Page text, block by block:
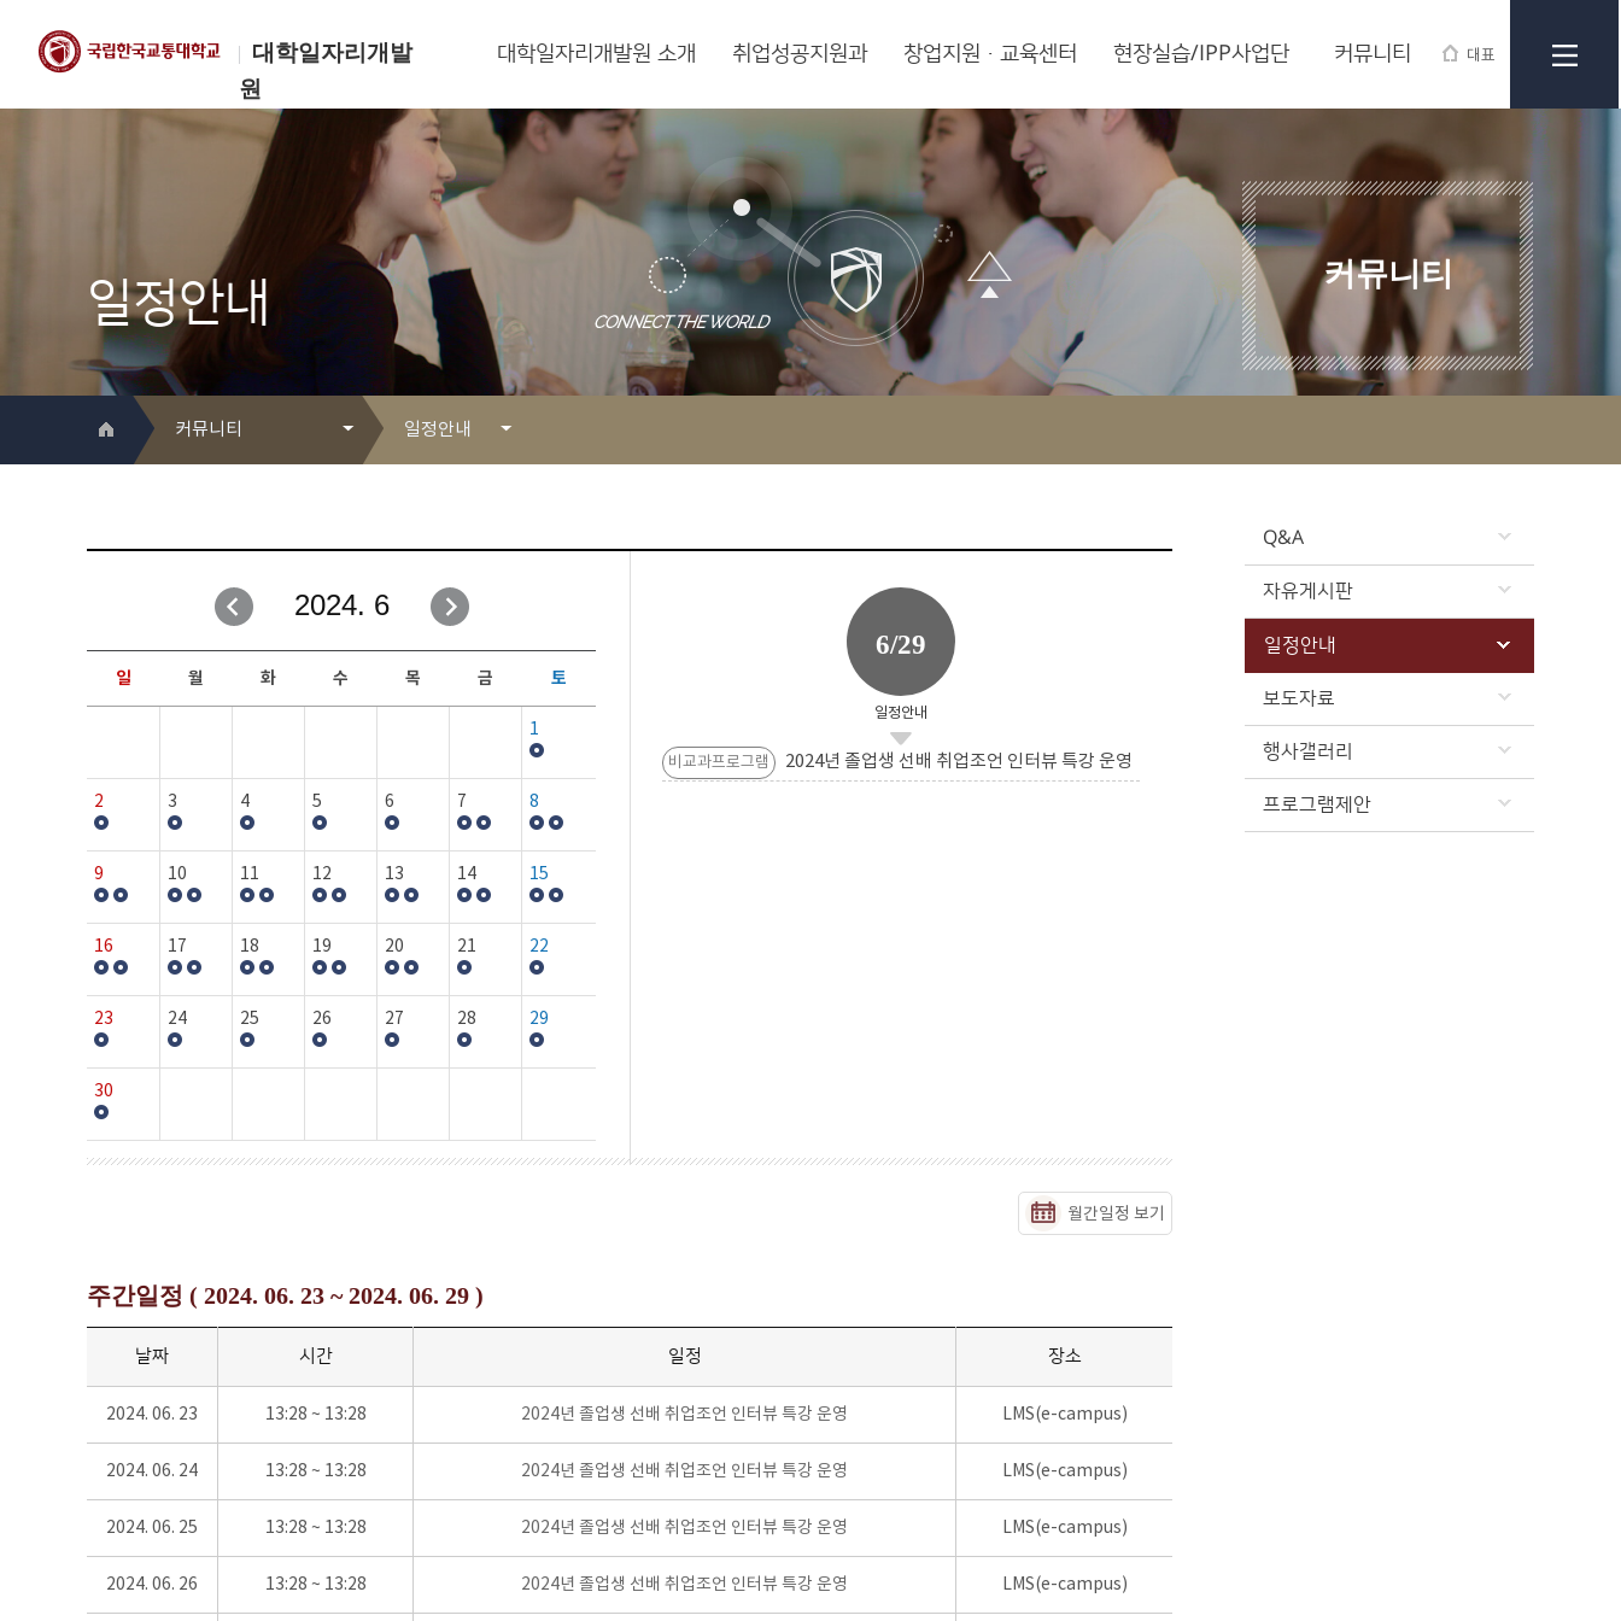
대학일자리개발
원
대표
한국교통대학교
대학일자리개발원
대학일자리개발원 소개 취업성공지원과 창업지원·교육센터 현장실습/IPP사업단 커뮤니티
일정안내
커뮤니티
커뮤니티
취업성공지원과
창업지원·교육센터
현장실습/IPP사업단
커뮤니티
일정안내
자유게시판
일정안내
보도자료
행사갤러리
Q&A
자유게시판
일정안내
보도자료
행사갤러리
프로그램제안
2024. 6
일 월 화 수 목 금 토
1
2 3 4 5 6 7 8
9 10 11 12 13 14 15
16 17 18 19 20 21 22
23 24 25 26 27 28 29
30
6/29
일정안내
비교과프로그램 2024년 졸업생 선배 취업조언 인터뷰 특강 운영
월간일정 보기
주간일정 ( 2024. 06. 23 ~ 2024. 06. 29 )
날짜 시간 일정 장소
2024. 06. 23 13:28 ~ 13:28 2024년 졸업생 선배 취업조언 인터뷰 특강 운영 LMS(e-campus)
2024. 06. 24 13:28 ~ 13:28 2024년 졸업생 선배 취업조언 인터뷰 특강 운영 LMS(e-campus)
2024. 06. 25 13:28 ~ 13:28 2024년 졸업생 선배 취업조언 인터뷰 특강 운영 LMS(e-campus)
2024. 06. 26 13:28 ~ 13:28 2024년 졸업생 선배 취업조언 인터뷰 특강 운영 LMS(e-campus)